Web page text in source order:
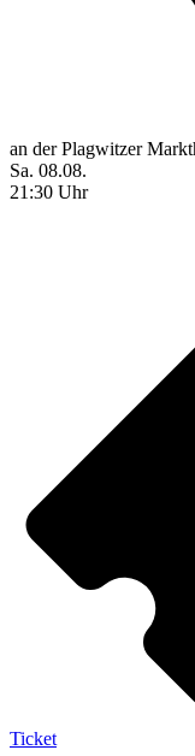
an der Plagwitzer
Sa. 08.08.
21:30 Uhr
Ticket